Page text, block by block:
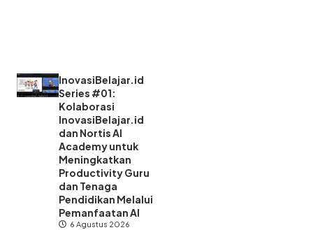
InovasiBelajar.id
Series #01:
Kolaborasi
InovasiBelajar.id
dan Nortis AI
Academy untuk
Meningkatkan
Productivity Guru
dan Tenaga
Pendidikan Melalui
Pemanfaatan AI
6 Agustus 2026